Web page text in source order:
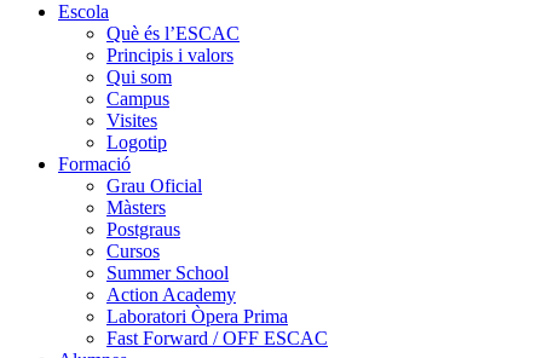
Escola
Què és l’ESCAC
Principis i valors
Qui som
Campus
Visites
Logotip
Formació
Grau Oficial
Màsters
Postgraus
Cursos
Summer School
Action Academy
Laboratori Òpera Prima
Fast Forward / OFF ESCAC